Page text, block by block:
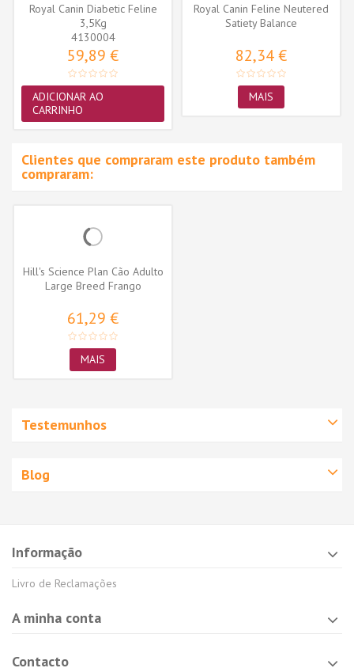
Royal Canin Diabetic Feline
3,5Kg
4130004
59,89 €
ADICIONAR AO
CARRINHO
Royal Canin Feline Neutered
Satiety Balance
82,34 €
MAIS
Clientes que compraram este produto também
compraram:
Hill's Science Plan Cão Adulto
Large Breed Frango
61,29 €
MAIS
Testemunhos
Blog
Informação
Livro de Reclamações
A minha conta
Contacto